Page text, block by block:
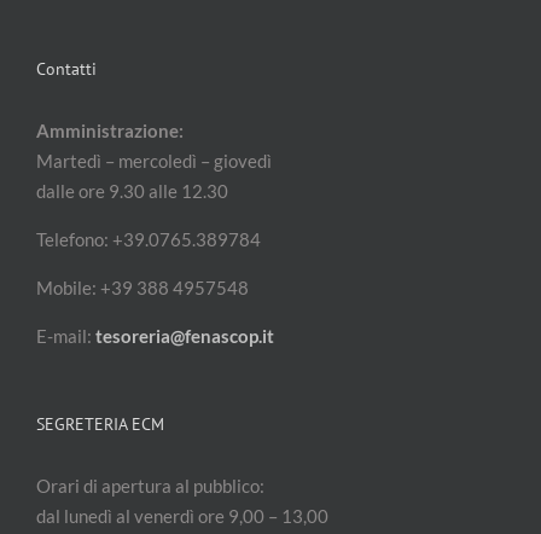
Contatti
Amministrazione:
Martedì – mercoledì – giovedì
dalle ore 9.30 alle 12.30
Telefono: +39.0765.389784
Mobile: +39 388 4957548
E-mail: tesoreria@fenascop.it
SEGRETERIA ECM
Orari di apertura al pubblico:
dal lunedì al venerdì ore 9,00 – 13,00